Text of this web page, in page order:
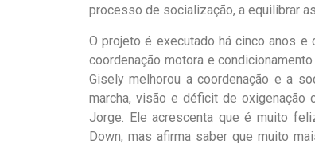
processo de socialização, a equilibrar
O projeto é executado há cinco anos
coordenação motora e
Gisely melhorou a coordenação e a
marcha, visão e déficit de oxigenação
Jorge. Ele acrescenta que é muito
Down, mas afirma saber que muito